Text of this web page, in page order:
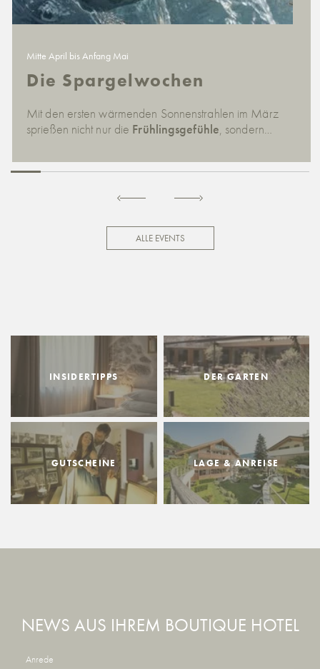
Mitte April bis Anfang Mai
Die Spargelwochen
Mit den ersten wärmenden Sonnenstrahlen im März
sprießen nicht nur die Frühlingsgefühle, sondern…
ALLE EVENTS
INSIDERTIPPS DER GARTEN
GUTSCHEINE LAGE & ANREISE
NEWS AUS IHREM BOUTIQUE HOTEL
Anrede